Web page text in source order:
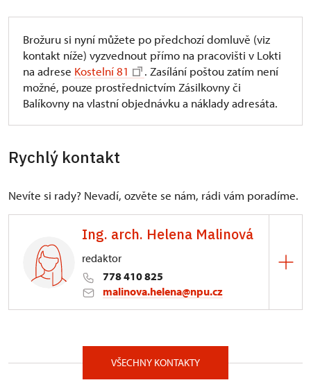
Brožuru si nyní můžete po předchozí domluvě (viz
kontakt níže) vyzvednout přímo na pracovišti v Lokti
na adrese Kostelní 81
. Zasílání poštou zatím není
možné, pouze prostřednictvím Zásilkovny či
Balíkovny na vlastní objednávku a náklady adresáta.
Rychlý kontakt
Nevíte si rady? Nevadí, ozvěte se nám, rádi vám poradíme.
Ing. arch. Helena Malinová
redaktor
778 410 825
malinova.helena@npu.cz
Kostelní 81/25, Loket 35733
VŠECHNY KONTAKTY